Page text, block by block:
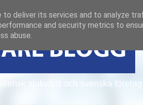
sjukvård och svenska företag
deliver its services and to analyze
and security metrics to
abuse.